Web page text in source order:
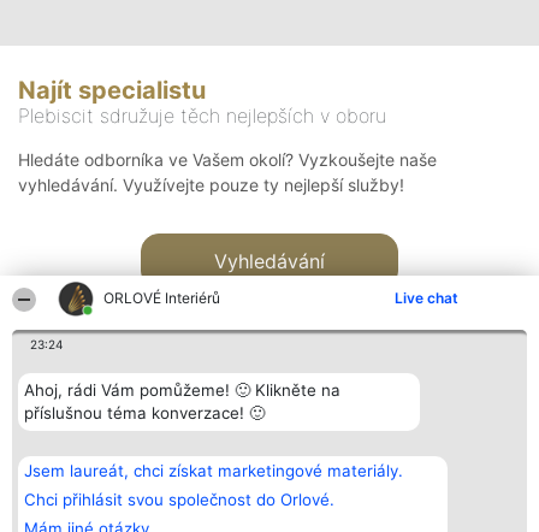
ORLOVÉ Interiérů Live chat
23:24
Ahoj, rádi Vám pomůžeme! 🙂 Klikněte na
příslušnou téma konverzace! 🙂
Jsem laureát, chci získat marketingové materiály.
Chci přihlásit svou společnost do Orlové.
Najít specialistu
Plebiscit sdružuje těch nejlepších v oboru
Hledáte odborníka ve Vašem okolí? Vyzkoušejte naše
vyhledávání. Využívejte pouze ty nejlepší služby!
Vyhledávání
Bright Side Solutions sp. z o.
o. sp. k.
ul. Ruska 22
Wrocław 50-079
KRS 0000749100 | Regon
Vítězové
Seznam všech
laureátů
Zásady
Kontakt